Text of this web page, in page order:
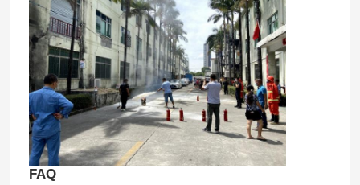
Zink-Legierung Druckguß
Kundenspezifische CNC maschinelle Bearbeitung
Anodisierende Oberflächenbehandlung
FAQ